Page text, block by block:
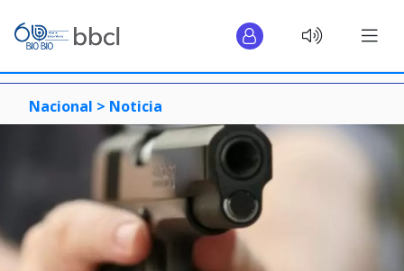
Nacional > Noticia